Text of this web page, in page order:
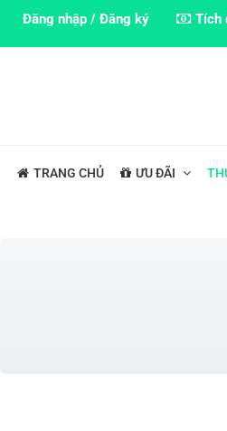
Đăng nhập / Đăng ký Tích
TRANG CHỦ ƯU ĐÃI